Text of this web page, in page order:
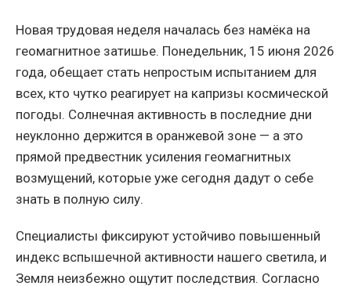
Новая трудовая неделя началась без намёка на
геомагнитное затишье. Понедельник, 15 июня 2026
года, обещает стать непростым испытанием для
всех, кто чутко реагирует на капризы космической
погоды. Солнечная активность в последние дни
неуклонно держится в оранжевой зоне — а это
прямой предвестник усиления геомагнитных
возмущений, которые уже сегодня дадут о себе
знать в полную силу.
Специалисты фиксируют устойчиво повышенный
индекс вспышечной активности нашего светила, и
Земля неизбежно ощутит последствия. Согласно